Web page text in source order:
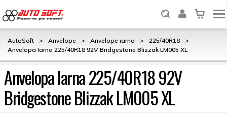
AutoSoft > Anvelope > Anvelope iarna > 225/40R18
>
Anvelopa Iarna 225/40R18 92V Bridgestone Blizzak LM005 XL
Anvelopa Iarna 225/40R18 92V
Bridgestone Blizzak LM005 XL